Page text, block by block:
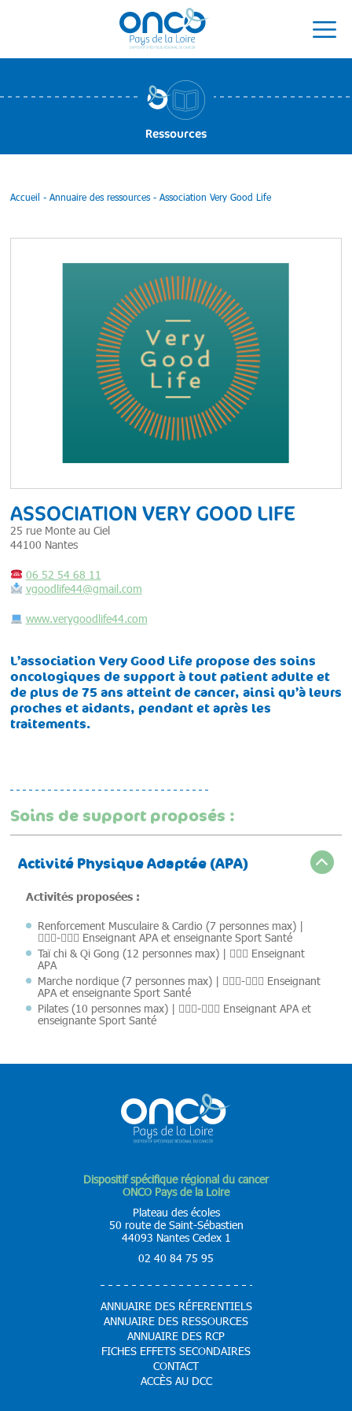
Ressources
Accueil - Annuaire des ressources- Association Very Good Life
ASSOCIATION VERY GOOD LIFE
25 rue Monte au Ciel
44100 Nantes
06 52 54 68 11
vgoodlife44@gmail.com
www.verygoodlife44.com
L’association Very Good Life propose des soins
oncologiques de support à tout patient adulte et
de plus de 75 ans atteint de cancer, ainsi qu’à leurs
proches et aidants, pendant et après les
traitements.
Soins de support proposés :
Activité Physique Adaptée (APA)
Activités proposées :
Renforcement Musculaire & Cardio (7 personnes max) |
🙎🏻‍♂️-🙎🏻‍♀️ Enseignant APA et enseignante Sport Santé
Taï chi & Qi Gong (12 personnes max) | 🙎🏻‍♂️ Enseignant
APA
Marche nordique (7 personnes max) | 🙎🏻‍♂️-🙎🏻‍♀️ Enseignant
APA et enseignante Sport Santé
Pilates (10 personnes max) | 🙎🏻‍♂️-🙎🏻‍♀️ Enseignant APA et
enseignante Sport Santé
Dispositif spécifique régional du cancer
ONCO Pays de la Loire
Plateau des écoles
50 route de Saint-Sébastien
44093 Nantes Cedex 1
02 40 84 75 95
ANNUAIRE DES RÉFERENTIELS
ANNUAIRE DES RESSOURCES
ANNUAIRE DES RCP
FICHES EFFETS SECONDAIRES
CONTACT
ACCÈS AU DCC